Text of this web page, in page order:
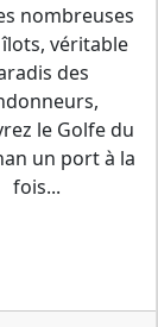
nombreuses
véritable
des
le Golfe du
un port à la
fois...